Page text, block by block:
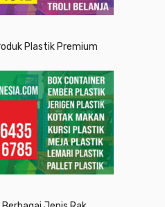
Plastik Premium